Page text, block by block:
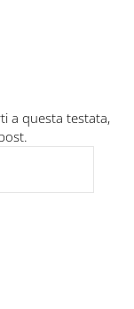
a questa testata,